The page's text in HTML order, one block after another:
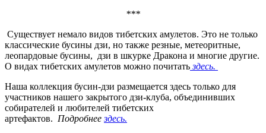
***
Существует немало видов тибетских амулетов. Это не только
классические бусины дзи, но также резные, метеоритные,
леопардовые бусины, дзи в шкурке Дракона и многие другие.
О видах тибетских амулетов можно почитатьздесь.
Наша коллекция бусин-дзи размещается здесь только для
участников нашего закрытого дзи-клуба, объединивших
собирателей и любителей тибетских
артефактов. Подробнеездесь.